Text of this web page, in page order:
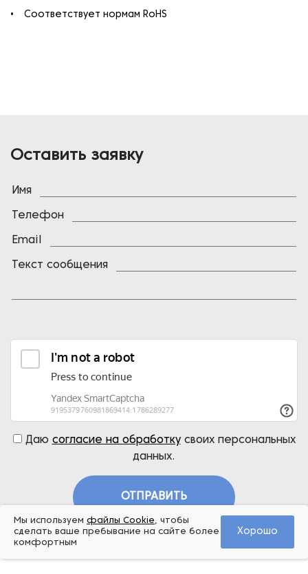
Соответствует нормам RoHS
Оставить заявку
Имя
Телефон
Email
Текст сообщения
Даю согласие на обработкусвоих персональных
данных.
ОТПРАВИТЬ
Мы используем файлы Cookie, чтобы
сделать ваше пребывание на сайте более
комфортным
Хорошо